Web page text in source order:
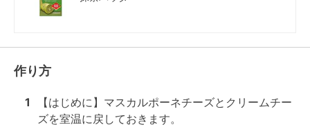
作り方
1
【はじめに】マスカルポーネチーズとクリームチー
ズを室温に戻しておきます。